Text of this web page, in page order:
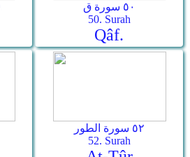
٥٠ سورة ق
50. Surah
Qâf.
٥٢ سورة الطور
52. Surah